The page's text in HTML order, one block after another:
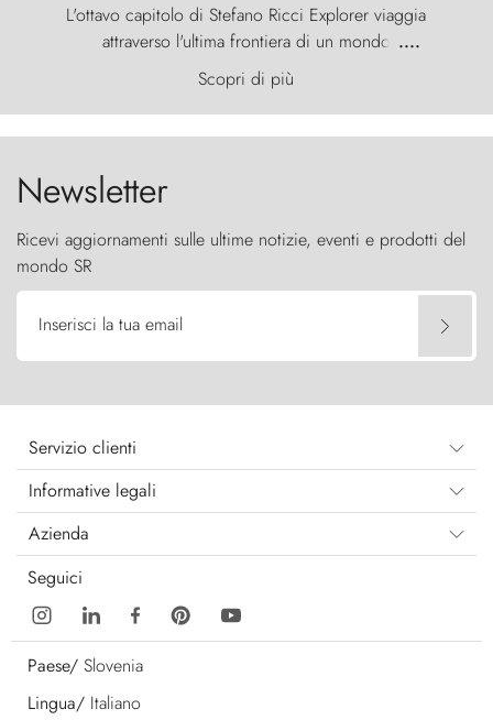
L'ottavo capitolo di Stefano Ricci Explorer viaggia
attraverso l'ultima frontiera di un mondo
primordiale, dove il vento scolpisce la natura con
furia ancestrale e le Torres del Paine sfidano il
cielo come sentinelle di pietra.
....
Scopri di più
Newsletter
Ricevi aggiornamenti sulle ultime notizie, eventi e prodotti del
mondo SR
Inserisci la tua email
Servizio clienti
Informative legali
Azienda
Seguici
Paese/ Slovenia
Lingua/ Italiano